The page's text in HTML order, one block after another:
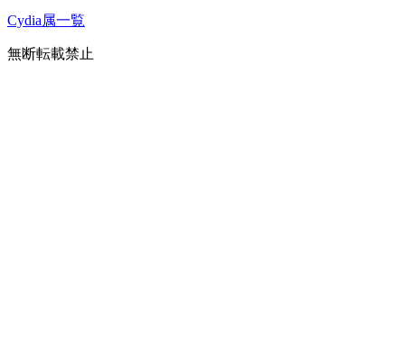
Cydia属一覧
無断転載禁止